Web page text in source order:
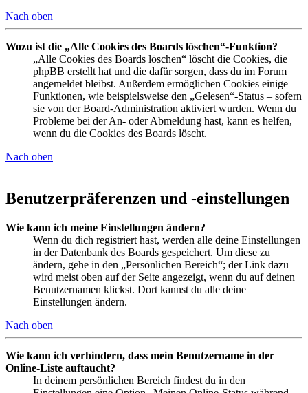
Nach oben
Wozu ist die „Alle Cookies des Boards löschen“-Funktion?
„Alle Cookies des Boards löschen“ löscht die Cookies, die
phpBB erstellt hat und die dafür sorgen, dass du im Forum
angemeldet bleibst. Außerdem ermöglichen Cookies einige
Funktionen, wie beispielsweise den „Gelesen“-Status – sofern
sie von der Board-Administration aktiviert wurden. Wenn du
Probleme bei der An- oder Abmeldung hast, kann es helfen,
wenn du die Cookies des Boards löscht.
Nach oben
Benutzerpräferenzen und -einstellungen
Wie kann ich meine Einstellungen ändern?
Wenn du dich registriert hast, werden alle deine Einstellungen
in der Datenbank des Boards gespeichert. Um diese zu
ändern, gehe in den „Persönlichen Bereich“; der Link dazu
wird meist oben auf der Seite angezeigt, wenn du auf deinen
Benutzernamen klickst. Dort kannst du alle deine
Einstellungen ändern.
Nach oben
Wie kann ich verhindern, dass mein Benutzername in der
Online-Liste auftaucht?
In deinem persönlichen Bereich findest du in den